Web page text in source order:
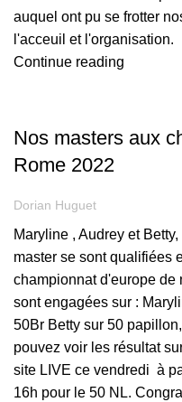
auquel ont pu se frotter
l'acceuil et l'organisation.
Continue reading
Nos masters aux
Rome 2022
Dorian Huguet
Maryline , Audrey et
master se sont qualifiées
championnat d'europe de
sont engagées sur :
50Br Betty sur 50
pouvez voir les résultat
site LIVE ce vendredi à
16h pour le 50 NL.